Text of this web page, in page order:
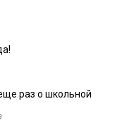
раз о школьной